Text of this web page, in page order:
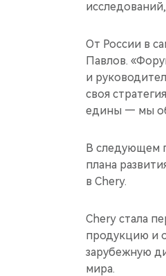
От России в
Павлов.
и
своя
едины — мы
В следующем
плана
в Chery.
Chery стала
продукцию и
зарубежную
мира.